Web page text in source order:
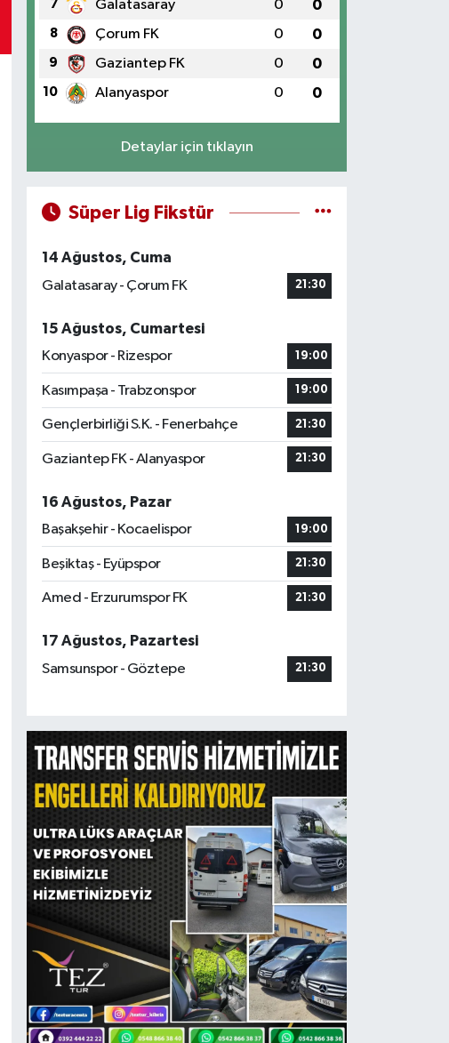
7 Galatasaray 0 0
8 Çorum FK 0 0
9 Gaziantep FK 0 0
10 Alanyaspor 0 0
Detaylar için tıklayın
Süper Lig Fikstür
14 Ağustos, Cuma
Galatasaray - Çorum FK
21:30
15 Ağustos, Cumartesi
Konyaspor - Rizespor
19:00
Kasımpaşa - Trabzonspor 19:00
Gençlerbirliği S.K. - Fenerbahçe 21:30
Gaziantep FK - Alanyaspor 21:30
16 Ağustos, Pazar
Başakşehir - Kocaelispor
19:00
Beşiktaş - Eyüpspor 21:30
Amed - Erzurumspor FK 21:30
17 Ağustos, Pazartesi
Samsunspor - Göztepe
21:30